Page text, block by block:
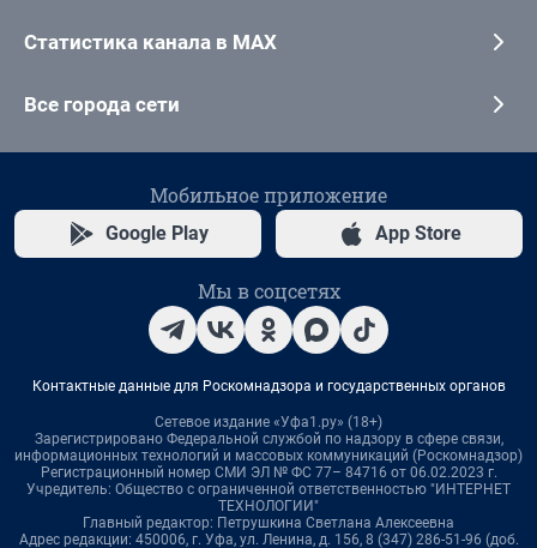
Статистика канала в MAX
Все города сети
Мобильное приложение
Google Play App Store
Мы в соцсетях
Контактные данные для Роскомнадзора и государственных органов
Сетевое издание «Уфа1.ру» (18+)
Зарегистрировано Федеральной службой по надзору в сфере связи,
информационных технологий и массовых коммуникаций (Роскомнадзор)
Регистрационный номер СМИ ЭЛ № ФС 77– 84716 от 06.02.2023 г.
Учредитель: Общество с ограниченной ответственностью "ИНТЕРНЕТ
ТЕХНОЛОГИИ"
Главный редактор: Петрушкина Светлана Алексеевна
Адрес редакции: 450006, г. Уфа, ул. Ленина, д. 156, 8 (347) 286-51-96 (доб.